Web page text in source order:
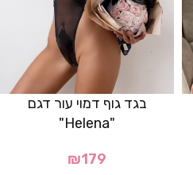
בגד גוף דמוי עור דגם
"Helena"
₪179